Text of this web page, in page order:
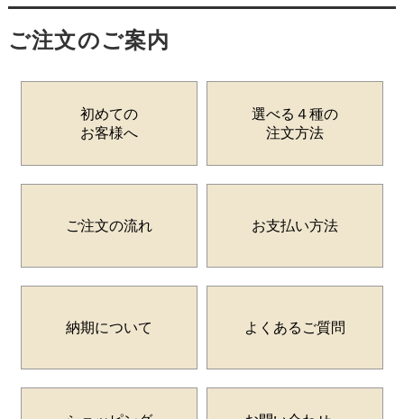
ご注文のご案内
初めての
お客様へ
選べる４種の
注文方法
ご注文の流れ お支払い方法
納期について よくあるご質問